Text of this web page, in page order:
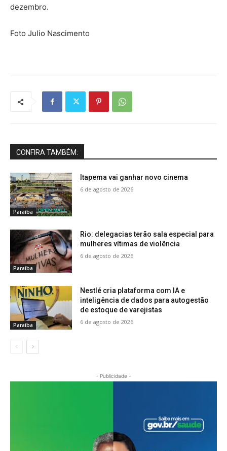
dezembro.
Foto Julio Nascimento
CONFIRA TAMBÉM:
Paraíba
Itapema vai ganhar novo cinema
6 de agosto de 2026
Paraíba
Rio: delegacias terão sala especial para
mulheres vítimas de violência
6 de agosto de 2026
Paraíba
Nestlé cria plataforma com IA e
inteligência de dados para autogestão
de estoque de varejistas
6 de agosto de 2026
- Publicidade -